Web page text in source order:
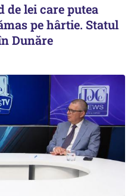
lei care putea
pe hârtie. Statul
Dunăre